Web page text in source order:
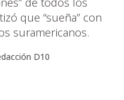
que “sueña” con
suramericanos.
D10